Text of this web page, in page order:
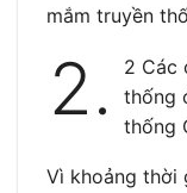
mắm truyền
2.
2 Các
thống
thống
Vì khoảng thời